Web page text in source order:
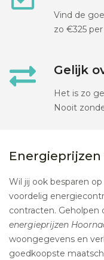
Vind de
zo €325 per
Gelijk
Het is zo
Nooit
Wil jij ook besparen
voordelig
contracten. Geholpen
energieprijzen
woongegevens en
goedkoopste